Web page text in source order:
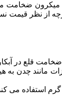
این آبکاری به صورت وان سرد شامل محلول پایه که معمولا
از نظر قیمت
فلزات مانند چدن
استفاده می